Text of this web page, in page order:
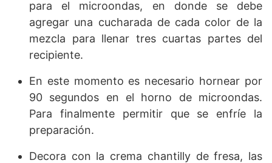
para el microondas, en donde se debe
agregar una cucharada de cada color de la
mezcla para llenar tres cuartas partes del
recipiente.
En este momento es necesario hornear por
90 segundos en el horno de microondas.
Para finalmente permitir que se enfríe la
preparación.
Decora con la crema chantilly de fresa, las